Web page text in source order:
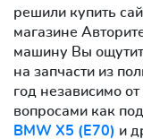
решили купить
магазине
машину Вы
на запчасти из
год независимо
вопросами как
BMW X5 (E70) и